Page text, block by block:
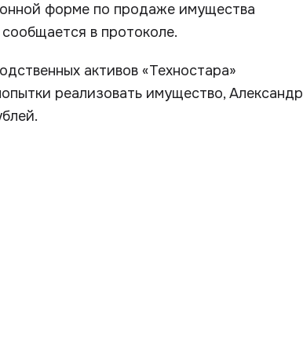
форме по продаже имущества
в протоколе.
активов «Техностара»
реализовать имущество, Александр